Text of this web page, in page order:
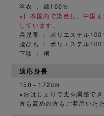
浴衣 ： 綿100％
※日本国内で染色し、中国
しています。
兵児帯 ： ポリエステル100
腰ひも ： ポリエステル100
下駄 ： 桐
適応身長
150～172cm
※おはしょりで丈を調整で
方も高めの方もご着用いた